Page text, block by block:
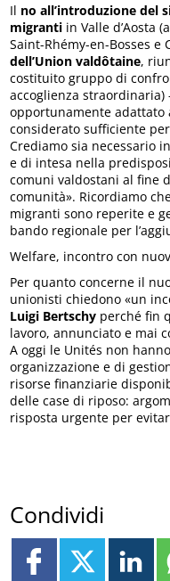
Il no all’introduzione del
migranti in Valle d’Aosta
Saint-Rhémy-en-Bosses e
dell’Union valdôtaine,
costituito gruppo di
accoglienza straordinaria)
opportunamente adattato
considerato sufficiente
Crediamo sia necessario
e di intesa nella
comuni valdostani al fine
comunità». Ricordiamo
migranti sono reperite e
bando regionale per
Welfare, incontro con
Per quanto concerne il
unionisti chiedono «un
Luigi Bertschy perché fin
lavoro, annunciato e mai
A oggi le Unités non
organizzazione e di
risorse finanziarie
delle case di riposo:
risposta urgente per
Condividi